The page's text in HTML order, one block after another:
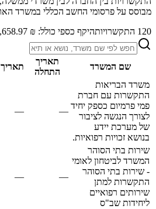
מבוסס על פרסומי החשב הכללי במשרד
120 התקשרויותהיקף כספי כולל: ₪ 1,235,484,658.97
שם המשרד
תאריך
התחלה
תאריך
משרד הבריאות
התקשרות עם חברת
פמי פרמיום כספק יחיד
לצורך הנגשה לציבור
של מערכת יידע
בנושא זכויות רפואיות.
—
—
שירות בתי הסוהר
המשרד לביטחון לאומי
- שירות בתי הסוהר
התקשרות למתן
שירותים רפואיים
ליחידות שב"ס
—
—